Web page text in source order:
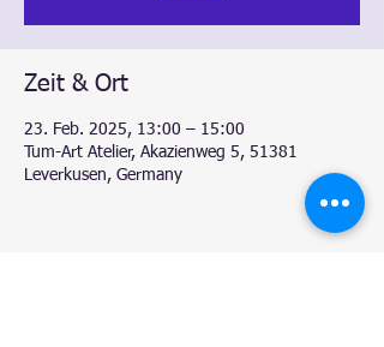
Zeit & Ort
23. Feb. 2025, 13:00 – 15:00
Tum-Art Atelier, Akazienweg 5, 51381
Leverkusen, Germany